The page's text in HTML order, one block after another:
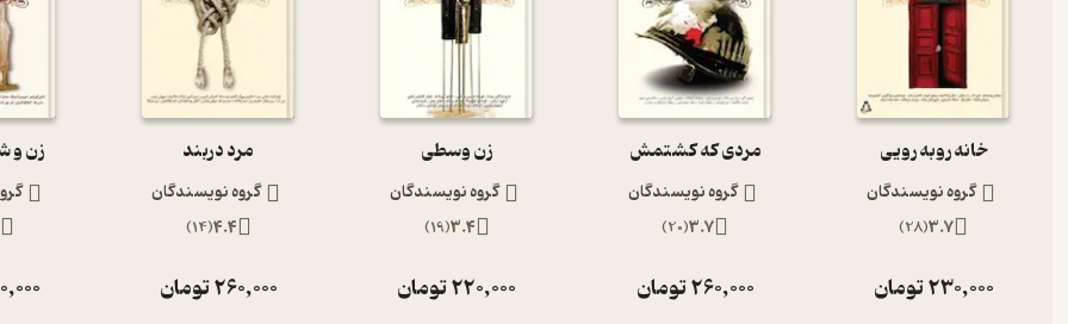
خانه روبه رویی
گروه نویسندگان
3.7
(
28
)
230,000تومان
مردی که کشتمش
گروه نویسندگان
3.7
(
20
)
260,000تومان
زن وسطی
گروه نویسندگان
3.4
(
19
)
220,000تومان
مرد دربند
گروه نویسندگان
4.4
(
14
)
260,000تومان
زن و